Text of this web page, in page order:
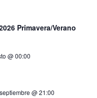
Primavera/Verano
@ 00:00
@ 21:00